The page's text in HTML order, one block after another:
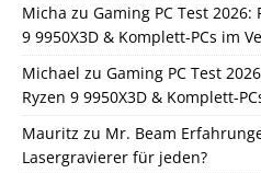
Micha zu Gaming PC Test 2026:
9 9950X3D & Komplett-PCs im
Michael zu Gaming PC Test
Ryzen 9 9950X3D & Komplett-
Mauritz zu Mr. Beam
Lasergravierer für jeden?